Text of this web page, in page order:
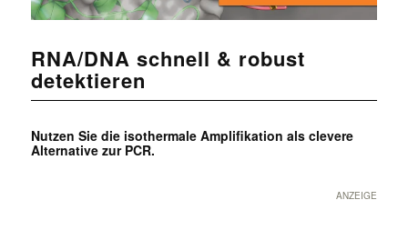
RNA/DNA schnell & robust
detektieren
Nutzen Sie die isothermale Amplifikation als clevere
Alternative zur PCR.
ANZEIGE